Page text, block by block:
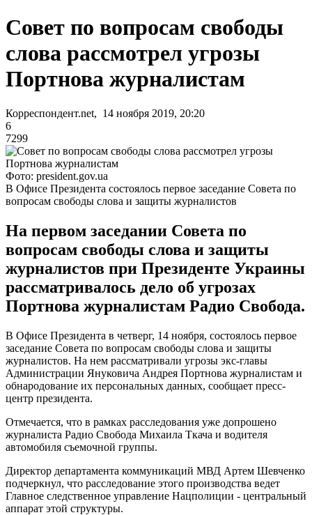
Совет по вопросам свободы
слова рассмотрел угрозы
Портнова журналистам
Корреспондент.net, 14 ноября 2019, 20:20
6
7299
Фото: president.gov.ua
В Офисе Президента состоялось первое заседание Совета по
вопросам свободы слова и защиты журналистов
На первом заседании Совета по
вопросам свободы слова и защиты
журналистов при Президенте Украины
рассматривалось дело об угрозах
Портнова журналистам Радио Свобода.
В Офисе Президента в четверг, 14 ноября, состоялось первое
заседание Совета по вопросам свободы слова и защиты
журналистов. На нем рассматривали угрозы экс-главы
Администрации Януковича Андрея Портнова журналистам и
обнародование их персональных данных, сообщает пресс-
центр президента.
Отмечается, что в рамках расследования уже допрошено
журналиста Радио Свобода Михаила Ткача и водителя
автомобиля съемочной группы.
Директор департамента коммуникаций МВД Артем Шевченко
подчеркнул, что расследование этого производства ведет
Главное следственное управление Нацполиции - центральный
аппарат этой структуры.